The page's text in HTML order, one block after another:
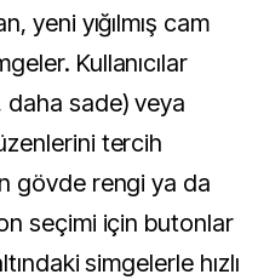
yeni yığılmış cam
Kullanıcılar
daha sade) veya
tercih
gövde rengi ya da
seçimi için butonlar
simgelerle hızlı